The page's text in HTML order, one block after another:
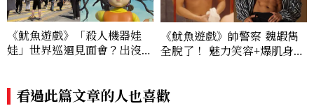
《魷魚遊戲》「殺人機器娃
娃」世界巡迴見面會？出沒香
《魷魚遊戲》帥警察 魏嘏雋
全脫了！ 魅力笑容+爆肌身
看過此篇文章的人也喜歡